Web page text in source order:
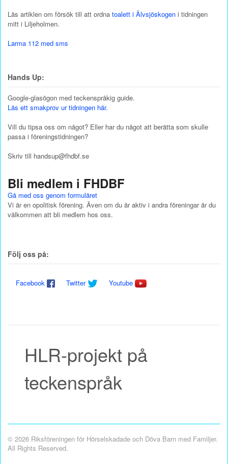
Läs artiklen om försök till att ordna toalett i Älvsjöskogen i tidningen
mitt i Liljeholmen.
Larma 112 med sms
Hands Up:
Google-glasögon med teckenspråkig guide.
Läs ett smakprov ur tidningen här.
Vill du tipsa oss om något? Eller har du något att berätta som skulle
passa i föreningstidningen?
Skriv till handsup@fhdbf.se
Bli medlem i FHDBF
Gå med oss genom formuläret
Vi är en opolitisk förening. Även om du är aktiv i andra föreningar är du
välkommen att bli medlem hos oss.
Följ oss på:
Facebook Twitter Youtube
HLR-projekt på
teckenspråk
© 2026 Riksföreningen för Hörselskadade och Döva Barn med Familjer.
All Rights Reserved.